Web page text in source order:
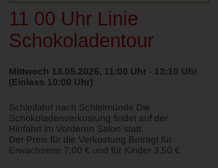
11 00 Uhr Linie
Schokoladentour
Mittwoch 13.05.2026, 11:00 Uhr - 13:10 Uhr
(Einlass 10:00 Uhr)
Schleifahrt nach Schleimünde Die
Schokoladenverkostung findet auf der
Hinfahrt im Vorderen Salon statt.
Der Preis für die Verkostung Beträgt für
Erwachsene 7,00 € und für Kinder 3,50 €